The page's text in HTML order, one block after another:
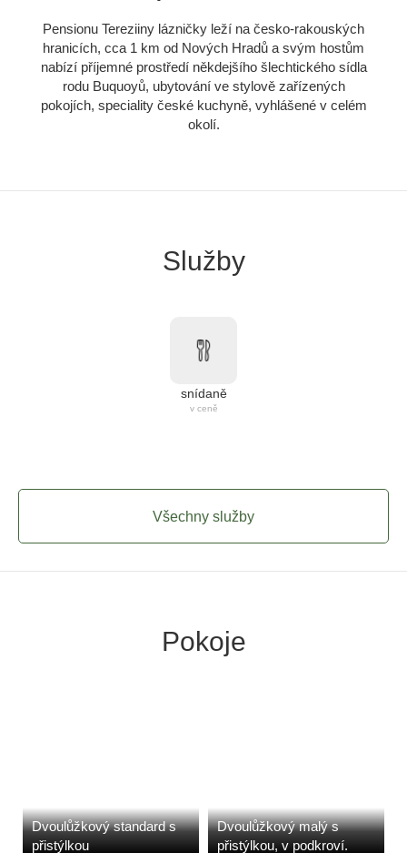
Pensionu Tereziiny lázničky leží na česko-rakouských
hranicích, cca 1 km od Nových Hradů a svým hostům
nabízí příjemné prostředí někdejšího šlechtického sídla
rodu Buquoyů, ubytování ve stylově zařízených
pokojích, speciality české kuchyně, vyhlášené v celém
okolí.
Služby
snídaně
v ceně
Všechny služby
Pokoje
Dvoulůžkový standard s
přistýlkou
Dvoulůžkový malý s
přistýlkou, v podkroví.